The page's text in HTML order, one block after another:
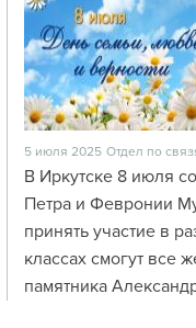
5 июля 2025 Отдел по
В Иркутске 8 июля
Петра и Февронии
принять участие в
классах смогут
памятника